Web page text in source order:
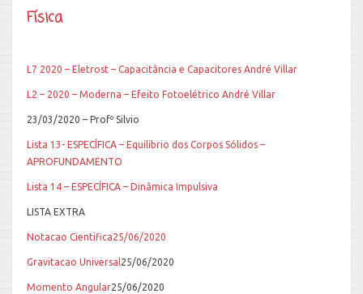
Física
L7 2020 – Eletrost – Capacitância e Capacitores André Villar
L2 – 2020 – Moderna – Efeito Fotoelétrico André Villar
23/03/2020 – Profº Silvio
Lista 13- ESPECÍFICA – Equilíbrio dos Corpos Sólidos –
APROFUNDAMENTO
Lista 14 – ESPECÍFICA – Dinâmica Impulsiva
LISTA EXTRA
Notacao Cientifica25/06/2020
Gravitacao Universal25/06/2020
Momento Angular25/06/2020